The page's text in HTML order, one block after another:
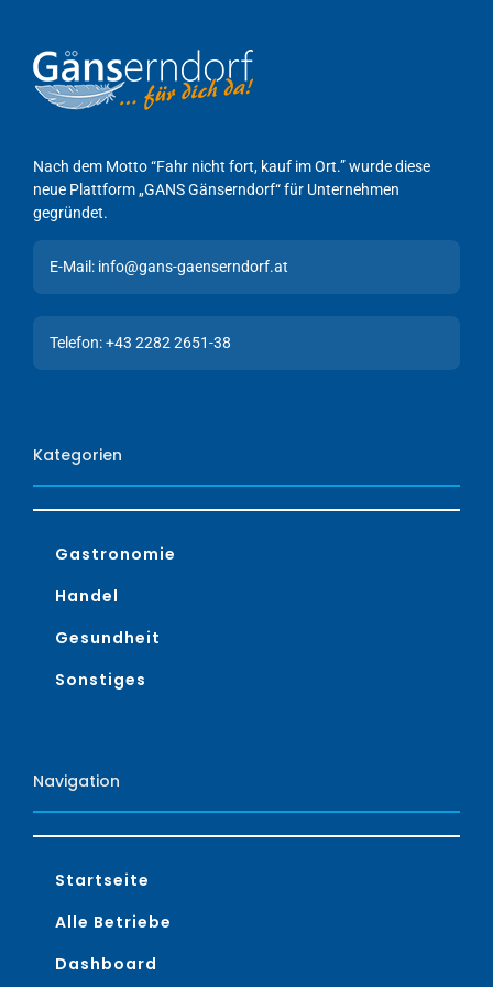
Nach dem Motto “Fahr nicht fort, kauf im Ort.” wurde diese
neue Plattform „GANS Gänserndorf“ für Unternehmen
gegründet.
E-Mail: info@gans-gaenserndorf.at
Telefon: +43 2282 2651-38
Kategorien
Gastronomie
Handel
Gesundheit
Sonstiges
Navigation
Startseite
Alle Betriebe
Dashboard